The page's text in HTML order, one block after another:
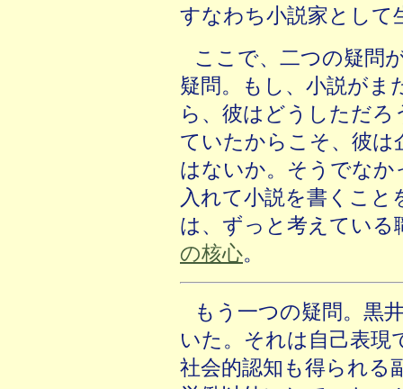
すなわち小説家として
ここで、二つの疑問
疑問。もし、小説がま
ら、彼はどうしただ
ていたからこそ、彼
はないか。そうでなか
入れて小説を書くこ
は、ずっと考えている
の核心。
もう一つの疑問。黒
いた。それは自己表現
社会的認知も得られる